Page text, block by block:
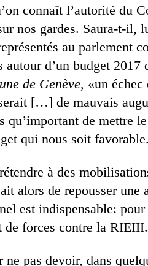
connaît l’autorité du
nos gardes. Saura-t-il,
au parlement
autour d’un budget
de Genève, «un échec
[…] de mauvais
qu’important de mettre
qui nous soit favorable.
à des
alors de repousser
est indispensable:
de forces contre la RIEIII.
ne pas devoir, dans